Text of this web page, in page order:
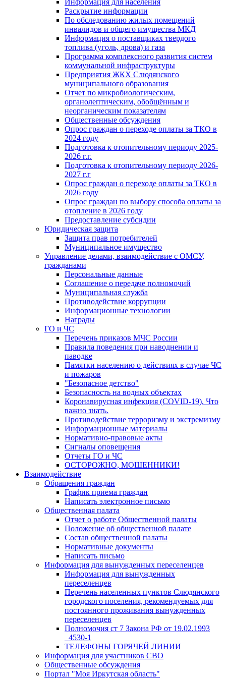
Информация для населения
Раскрытие информации
По обследованию жилых помещений
инвалидов и общего имущества МКД
Информация о поставщиках твердого
топлива (уголь, дрова) и газа
Программа комплексного развития систем
коммунальной инфраструктуры
Предприятия ЖКХ Слюдянского
муниципального образования
Отчет по микробиологическим,
органолептическим, обобщённым и
неорганическим показателям
Общественные обсуждения
Опрос граждан о переходе оплаты за ТКО в
2024 году
Подготовка к отопительному периоду 2025-
2026 г.г.
Подготовка к отопительному периоду 2026-
2027 г.г
Опрос граждан о переходе оплаты за ТКО в
2026 году
Опрос граждан по выбору способа оплаты за
отопление в 2026 году
Предоставление субсидии
Юридическая защита
Защита прав потребителей
Муниципальное имущество
Управление делами, взаимодействие с ОМСУ,
гражданами
Персональные данные
Соглашение о передаче полномочий
Муниципальная служба
Противодействие коррупции
Информационные технологии
Награды
ГО и ЧС
Перечень приказов МЧС России
Правила поведения при наводнении и
паводке
Памятки населению о действиях в случае ЧС
и пожаров
"Безопасное детство"
Безопасность на водных объектах
Коронавирусная инфекция (COVID-19). Что
важно знать.
Противодействие терроризму и экстремизму
Информационные материалы
Нормативно-правовые акты
Сигналы оповещения
Отчеты ГО и ЧС
ОСТОРОЖНО, МОШЕННИКИ!
Взаимодействие
Обращения граждан
График приема граждан
Написать электронное письмо
Общественная палата
Отчет о работе Общественной палаты
Положение об общественной палате
Состав общественной палаты
Нормативные документы
Написать письмо
Информация для вынужденных переселенцев
Информация для вынужденных
переселенцев
Перечень населенных пунктов Слюдянского
городского поселения, рекомендуемых для
постоянного проживания вынужденных
переселенцев
Полномочия ст 7 Закона РФ от 19.02.1993
_4530-1
ТЕЛЕФОНЫ ГОРЯЧЕЙ ЛИНИИ
Информация для участников СВО
Общественные обсуждения
Портал "Моя Иркутская область"